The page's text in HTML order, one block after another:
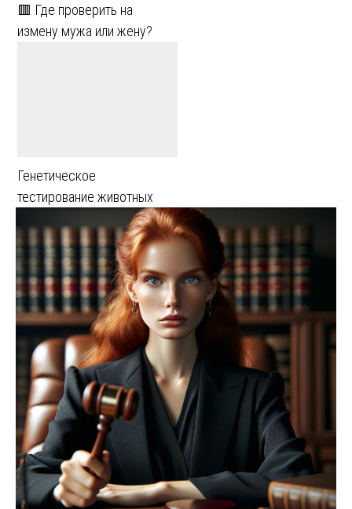
🟥 Где проверить на
измену мужа или жену?
Генетическое
тестирование животных